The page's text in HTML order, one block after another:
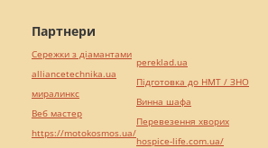
Партнери
Сережки з діамантами
alliancetechnika.ua
миралинкс
Веб мастер
https://motokosmos.ua/
pereklad.ua
Підготовка до НМТ / ЗНО
Винна шафа
Перевезення хворих
hospice-life.com.ua/